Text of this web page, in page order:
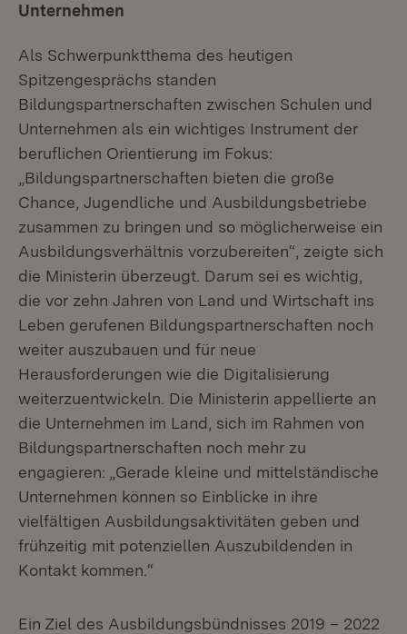
Unternehmen
Als Schwerpunktthema des heutigen
Spitzengesprächs standen
Bildungspartnerschaften zwischen Schulen und
Unternehmen als ein wichtiges Instrument der
beruflichen Orientierung im Fokus:
„Bildungspartnerschaften bieten die große
Chance, Jugendliche und Ausbildungsbetriebe
zusammen zu bringen und so möglicherweise ein
Ausbildungsverhältnis vorzubereiten“, zeigte sich
die Ministerin überzeugt. Darum sei es wichtig,
die vor zehn Jahren von Land und Wirtschaft ins
Leben gerufenen Bildungspartnerschaften noch
weiter auszubauen und für neue
Herausforderungen wie die Digitalisierung
weiterzuentwickeln. Die Ministerin appellierte an
die Unternehmen im Land, sich im Rahmen von
Bildungspartnerschaften noch mehr zu
engagieren: „Gerade kleine und mittelständische
Unternehmen können so Einblicke in ihre
vielfältigen Ausbildungsaktivitäten geben und
frühzeitig mit potenziellen Auszubildenden in
Kontakt kommen.“
Ein Ziel des Ausbildungsbündnisses 2019 – 2022